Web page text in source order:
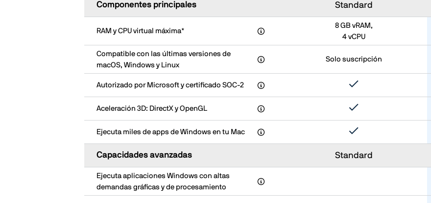
Componentes principales Standard
RAM y CPU virtual máxima*
8 GB vRAM,
4 vCPU
Compatible con las últimas versiones de
macOS, Windows y Linux
Solo suscripción
Autorizado por Microsoft y certificado SOC-2
Aceleración 3D: DirectX y OpenGL
Ejecuta miles de apps de Windows en tu Mac
Capacidades avanzadas Standard
Ejecuta aplicaciones Windows con altas
demandas gráficas y de procesamiento